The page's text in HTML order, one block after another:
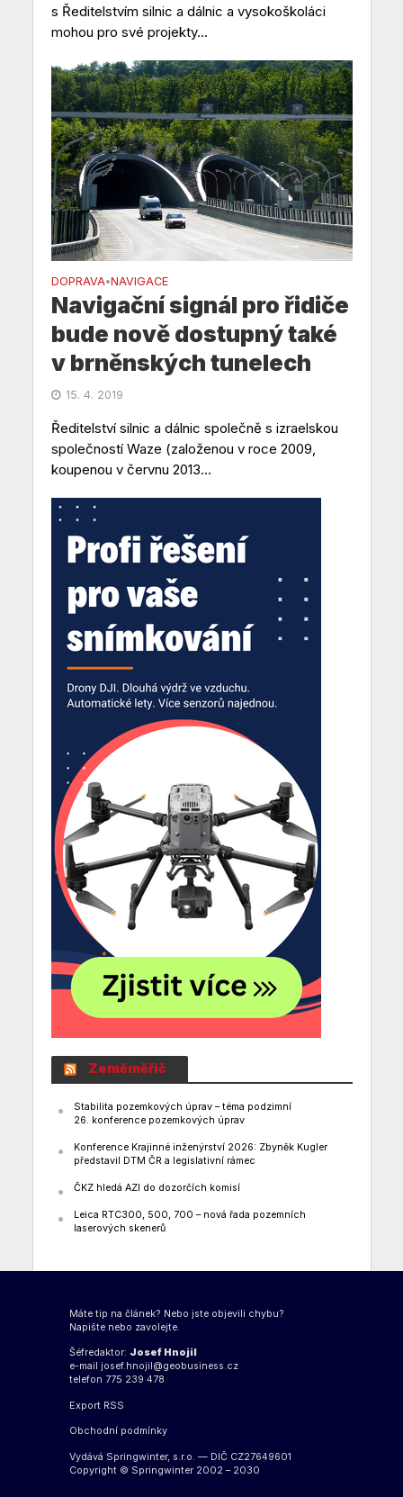
s Ředitelstvím silnic a dálnic a vysokoškoláci
mohou pro své projekty...
DOPRAVA•NAVIGACE
Navigační signál pro řidiče
bude nově dostupný také
v brněnských tunelech
15. 4. 2019
Ředitelství silnic a dálnic společně s izraelskou
společností Waze (založenou v roce 2009,
koupenou v červnu 2013...
Zeměměřič
Stabilita pozemkových úprav – téma podzimní
26. konference pozemkových úprav
Konference Krajinné inženýrství 2026: Zbyněk Kugler
představil DTM ČR a legislativní rámec
ČKZ hledá AZI do dozorčích komisí
Leica RTC300, 500, 700 – nová řada pozemních
laserových skenerů
Máte tip na článek? Nebo jste objevili chybu?
Napište nebo zavolejte.
Šéfredaktor: Josef Hnojil
e-mail josef.hnojil@geobusiness.cz
telefon 775 239 478
Export RSS
Obchodní podmínky
Vydává Springwinter, s.r.o. — DIČ CZ27649601
Copyright © Springwinter 2002 – 2030